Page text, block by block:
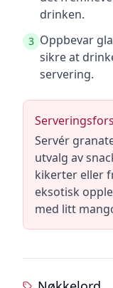
drinken.
3 Oppbevar
sikre at
servering.
Servér
utvalg av
kikerter eller
eksotisk
med litt